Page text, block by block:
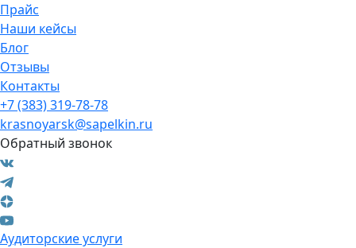
Прайс
Наши кейсы
Блог
Отзывы
Контакты
+7 (383) 319-78-78
krasnoyarsk@sapelkin.ru
Обратный звонок
Аудиторские услуги